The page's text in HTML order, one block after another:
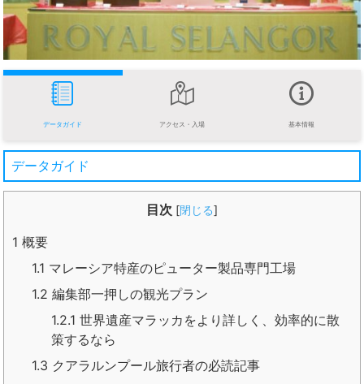
データガイド アクセス・入場 基本情報
データガイド
目次 [閉じる]
1 概要
1.1 マレーシア特産のピューター製品専門工場
1.2 編集部一押しの観光プラン
1.2.1 世界遺産マラッカをより詳しく、効率的に散
策するなら
1.3 クアラルンプール旅行者の必読記事